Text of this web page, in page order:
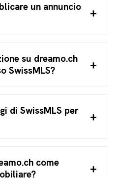
un annuncio
su dreamo.ch
SwissMLS?
di SwissMLS per
come